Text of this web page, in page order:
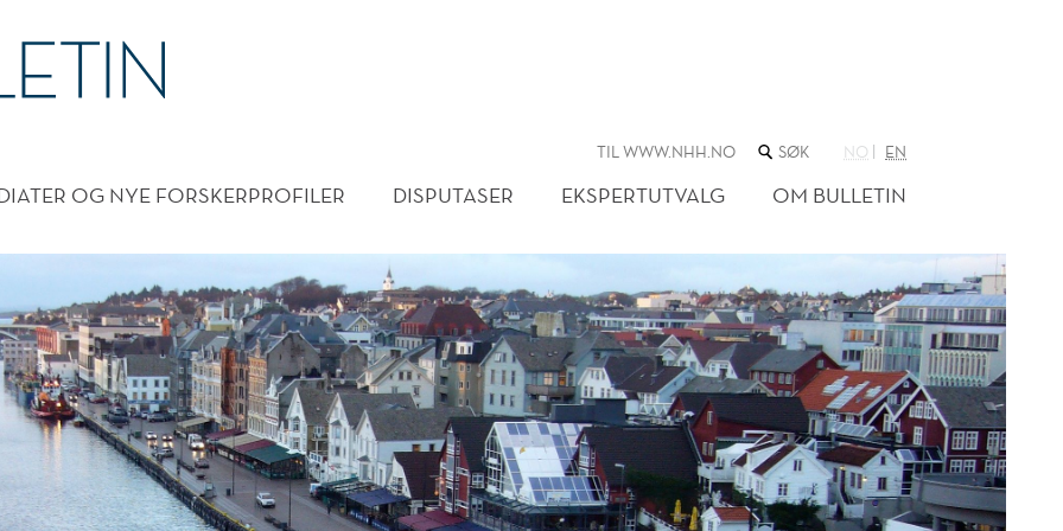
TIL WWW.NHH.NO SØK
NETTSTEDET
NO EN
OG NYE FORSKERPROFILER DISPUTASER EKSPERTUTVALG OM BULLETIN